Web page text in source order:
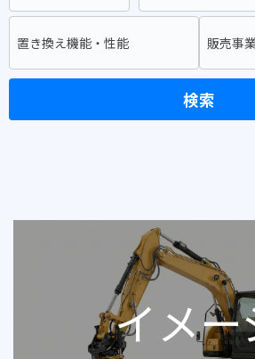
置き換え機能・性能 販売事
検索